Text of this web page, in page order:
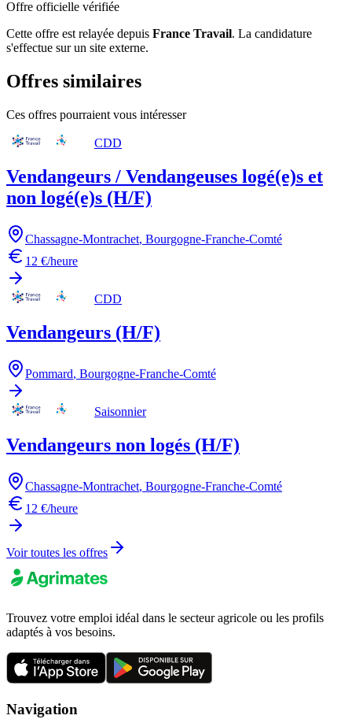
Offre officielle vérifiée
Cette offre est relayée depuis France Travail. La candidature
s'effectue sur un site externe.
Offres similaires
Ces offres pourraient vous intéresser
CDD
Vendangeurs / Vendangeuses logé(e)s et
non logé(e)s (H/F)
Chassagne-Montrachet, Bourgogne-Franche-Comté
12 €/heure
CDD
Vendangeurs (H/F)
Pommard, Bourgogne-Franche-Comté
Saisonnier
Vendangeurs non logés (H/F)
Chassagne-Montrachet, Bourgogne-Franche-Comté
12 €/heure
Voir toutes les offres
Trouvez votre emploi idéal dans le secteur agricole ou les profils
adaptés à vos besoins.
Navigation